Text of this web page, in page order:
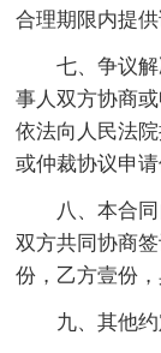
合理期限内提供
七、争议
事人双方协商
依法向人民法
或仲裁协议申请
八、本合
双方共同协商
份，乙方壹份，
九、其他约